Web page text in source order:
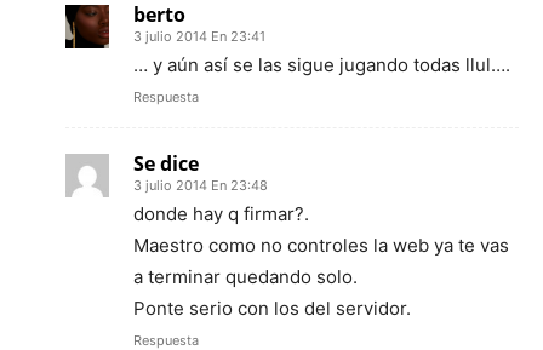
berto
3 julio 2014 En 23:41
… y aún así se las sigue jugando todas llul….
Respuesta
Se dice
3 julio 2014 En 23:48
donde hay q firmar?.
Maestro como no controles la web ya te vas
a terminar quedando solo.
Ponte serio con los del servidor.
Respuesta